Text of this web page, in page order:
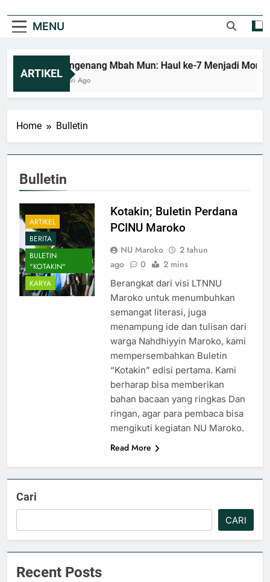
MENU
ARTIKEL
Mengenang Mbah Mun: Haul ke-7 Menjadi
2 Hari Ago
Home Bulletin
Bulletin
ARTIKEL
BERITA
BULETIN
"KOTAKIN"
KARYA
Kotakin; Buletin Perdana
PCINU Maroko
NU Maroko
2 tahun
ago
0 2 mins
Berangkat dari visi LTNNU
Maroko untuk menumbuhkan
semangat literasi, juga
menampung ide dan tulisan dari
warga Nahdhiyyin Maroko, kami
mempersembahkan Buletin
“Kotakin” edisi pertama. Kami
berharap bisa memberikan
bahan bacaan yang ringkas Dan
ringan, agar para pembaca bisa
mengikuti kegiatan NU Maroko.
Read More
Cari
CARI
Recent Posts